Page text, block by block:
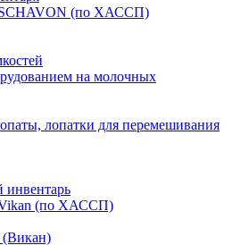
SCHAVON (по ХАССП)
на молочных
лопатки для перемешивания
инвентарь
Vikan (по ХАССП)
(Викан)